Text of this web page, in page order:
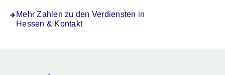
Mehr Zahlen zu den Verdiensten in
Hessen & Kontakt